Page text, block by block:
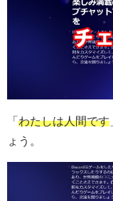
「 わたしは人間です
ょう。